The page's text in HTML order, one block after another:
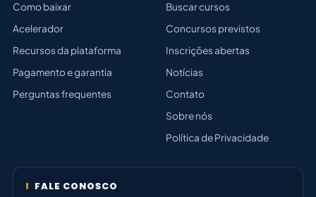
Como baixar
Acelerador
Recursos da plataforma
Pagamento e garantia
Perguntas frequentes
Buscar cursos
Concursos previstos
Inscrições abertas
Notícias
Contato
Sobre nós
Política de Privacidade
FALE CONOSCO